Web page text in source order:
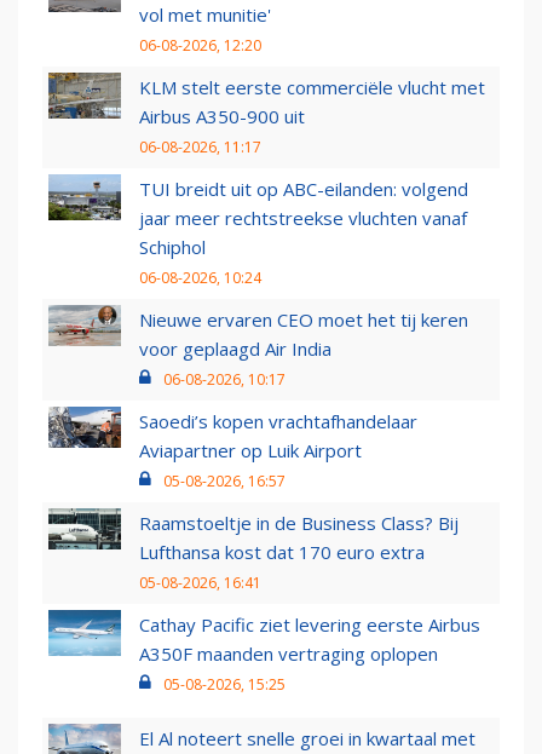
vol met munitie'
06-08-2026, 12:20
KLM stelt eerste commerciële vlucht met
Airbus A350-900 uit
06-08-2026, 11:17
TUI breidt uit op ABC-eilanden: volgend
jaar meer rechtstreekse vluchten vanaf
Schiphol
06-08-2026, 10:24
Nieuwe ervaren CEO moet het tij keren
voor geplaagd Air India
06-08-2026, 10:17
Saoedi’s kopen vrachtafhandelaar
Aviapartner op Luik Airport
05-08-2026, 16:57
Raamstoeltje in de Business Class? Bij
Lufthansa kost dat 170 euro extra
05-08-2026, 16:41
Cathay Pacific ziet levering eerste Airbus
A350F maanden vertraging oplopen
05-08-2026, 15:25
El Al noteert snelle groei in kwartaal met